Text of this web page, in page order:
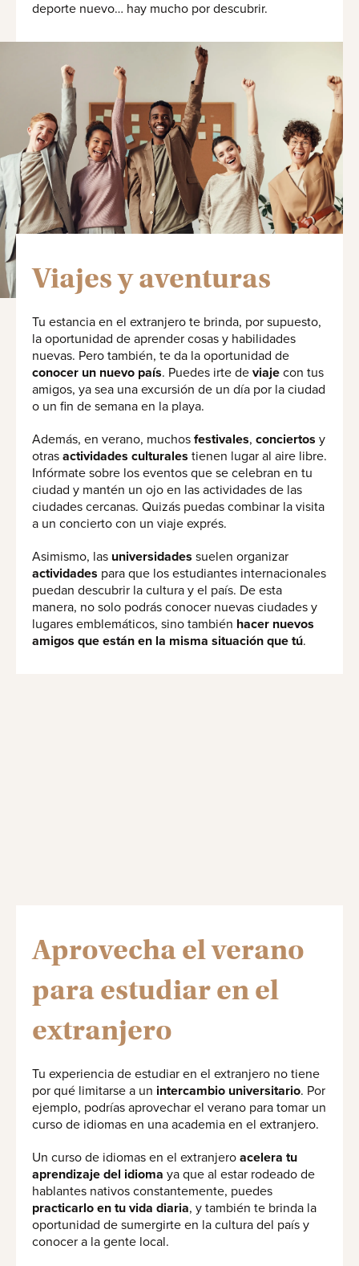
deporte nuevo… hay mucho por descubrir.
Viajes y aventuras
Tu estancia en el extranjero te brinda, por supuesto,
la oportunidad de aprender cosas y habilidades
nuevas. Pero también, te da la oportunidad de
conocer un nuevo país. Puedes irte de viaje con tus
amigos, ya sea una excursión de un día por la ciudad
o un fin de semana en la playa.
Además, en verano, muchos festivales, conciertos y
otras actividades culturales tienen lugar al aire libre.
Infórmate sobre los eventos que se celebran en tu
ciudad y mantén un ojo en las actividades de las
ciudades cercanas. Quizás puedas combinar la visita
a un concierto con un viaje exprés.
Asimismo, las universidades suelen organizar
actividades para que los estudiantes internacionales
puedan descubrir la cultura y el país. De esta
manera, no solo podrás conocer nuevas ciudades y
lugares emblemáticos, sino también hacer nuevos
amigos que están en la misma situación que tú.
Aprovecha el verano
para estudiar en el
extranjero
Tu experiencia de estudiar en el extranjero no tiene
por qué limitarse a un intercambio universitario. Por
ejemplo, podrías aprovechar el verano para tomar un
curso de idiomas en una academia en el extranjero.
Un curso de idiomas en el extranjero acelera tu
aprendizaje del idioma ya que al estar rodeado de
hablantes nativos constantemente, puedes
practicarlo en tu vida diaria, y también te brinda la
oportunidad de sumergirte en la cultura del país y
conocer a la gente local.